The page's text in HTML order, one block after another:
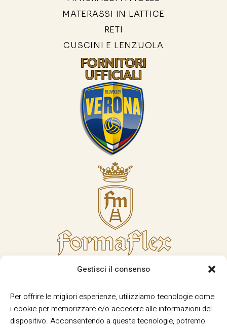
Gestisci il consenso
Per offrire le migliori esperienze, utilizziamo tecnologie come
i cookie per memorizzare e/o accedere alle informazioni del
dispositivo. Acconsentendo a queste tecnologie, potremo
MATERASSI IN LATTICE
RETI
CUSCINI E LENZUOLA